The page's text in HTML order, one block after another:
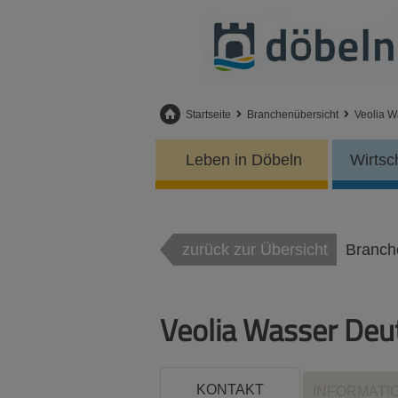
Startseite Branchenübersicht Veolia
Leben in Döbeln
zurück zur Übersicht
Veolia Wasser
KONTAKT